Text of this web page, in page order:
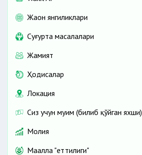
Жаҳон янгиликлари
Cуғурта масалалари
Жамият
Ҳодисалар
Локация
Сиз учун муҳим (билиб қўйган яхши)
Молия
Маҳалла "еттилиги"